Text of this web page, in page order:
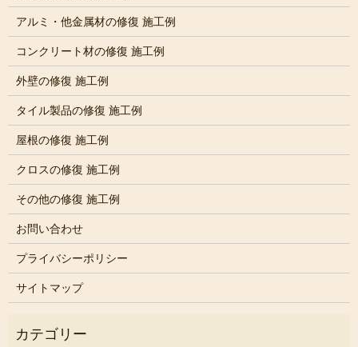
アルミ・他金属材の修復 施工例
コンクリート材の修復 施工例
外壁の修復 施工例
タイル製品の修復 施工例
屋根の修復 施工例
クロスの修復 施工例
その他の修復 施工例
お問い合わせ
プライバシーポリシー
サイトマップ